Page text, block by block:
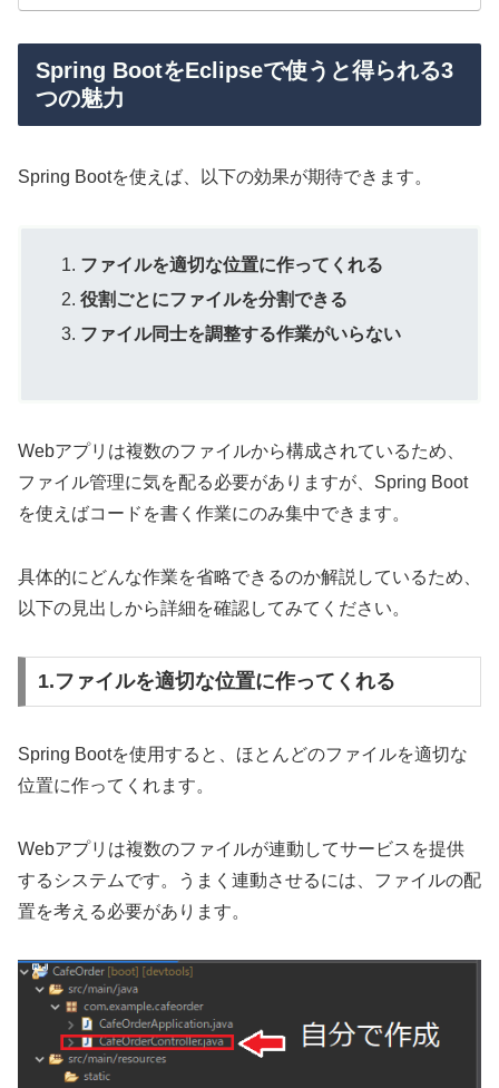
Spring BootをEclipseで使うと得られる3
つの魅力
Spring Bootを使えば、以下の効果が期待できます。
ファイルを適切な位置に作ってくれる
役割ごとにファイルを分割できる
ファイル同士を調整する作業がいらない
Webアプリは複数のファイルから構成されているため、
ファイル管理に気を配る必要がありますが、Spring Boot
を使えばコードを書く作業にのみ集中できます。
具体的にどんな作業を省略できるのか解説しているため、
以下の見出しから詳細を確認してみてください。
1.ファイルを適切な位置に作ってくれる
Spring Bootを使用すると、ほとんどのファイルを適切な
位置に作ってくれます。
Webアプリは複数のファイルが連動してサービスを提供
するシステムです。うまく連動させるには、ファイルの配
置を考える必要があります。